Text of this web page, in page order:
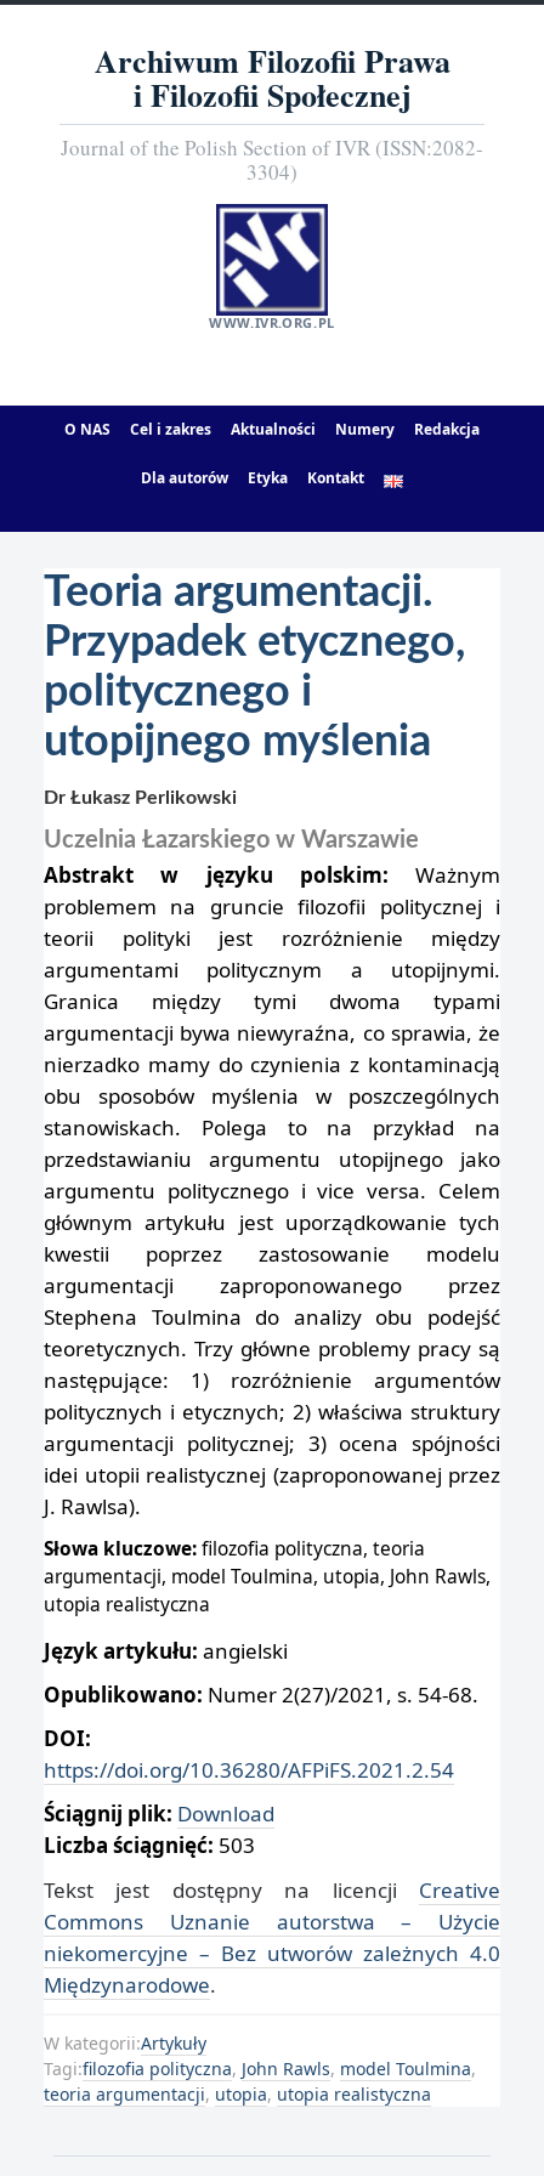
Archiwum Filozofii Prawa
i Filozofii Społecznej
Journal of the Polish Section of IVR (ISSN:2082-
3304)
WWW.IVR.ORG.PL
O NAS Cel i zakres Aktualności Numery Redakcja
Dla autorów Etyka Kontakt
Teoria argumentacji.
Przypadek etycznego,
politycznego i
utopijnego myślenia
Dr Łukasz Perlikowski
Uczelnia Łazarskiego w Warszawie
Abstrakt w języku polskim: Ważnym
problemem na gruncie filozofii politycznej i
teorii polityki jest rozróżnienie między
argumentami politycznym a utopijnymi.
Granica między tymi dwoma typami
argumentacji bywa niewyraźna, co sprawia, że
nierzadko mamy do czynienia z kontaminacją
obu sposobów myślenia w poszczególnych
stanowiskach. Polega to na przykład na
przedstawianiu argumentu utopijnego jako
argumentu politycznego i vice versa. Celem
głównym artykułu jest uporządkowanie tych
kwestii poprzez zastosowanie modelu
argumentacji zaproponowanego przez
Stephena Toulmina do analizy obu podejść
teoretycznych. Trzy główne problemy pracy są
następujące: 1) rozróżnienie argumentów
politycznych i etycznych; 2) właściwa struktury
argumentacji politycznej; 3) ocena spójności
idei utopii realistycznej (zaproponowanej przez
J. Rawlsa).
Słowa kluczowe:filozofia polityczna, teoria
argumentacji, model Toulmina, utopia, John Rawls,
utopia realistyczna
Język artykułu: angielski
Opublikowano: Numer 2(27)/2021, s. 54-68.
DOI:
https://doi.org/10.36280/AFPiFS.2021.2.54
Ściągnij plik: Download
Liczba ściągnięć: 503
Tekst jest dostępny na licencji Creative
Commons Uznanie autorstwa – Użycie
niekomercyjne – Bez utworów zależnych 4.0
Międzynarodowe.
W kategorii:Artykuły
Tagi:filozofia polityczna, John Rawls, model Toulmina,
teoria argumentacji, utopia, utopia realistyczna